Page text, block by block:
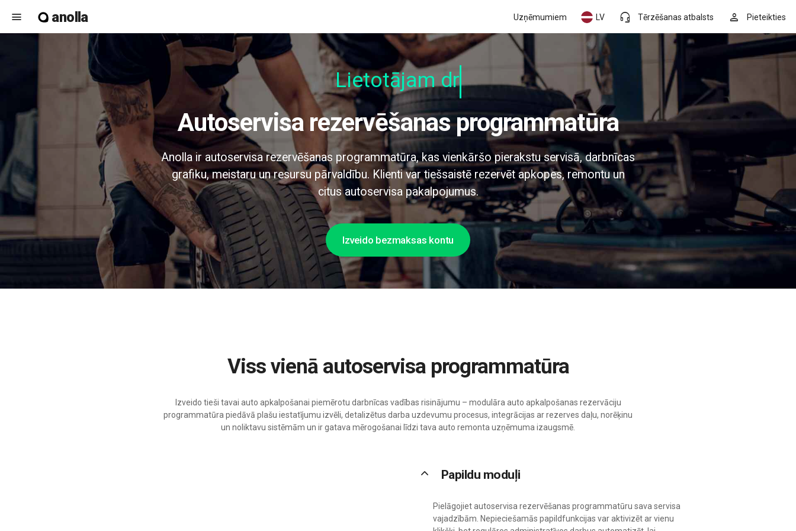
menu anolla person Pieteikties
headset_mic Tērzēšanas atbalsts
LV
Uzņēmumiem
Lietotājam draudz
Autoservisa rezervēšanas programmatūra
Anolla ir autoservisa rezervēšanas programmatūra, kas vienkāršo pierakstu servisā, darbnīcas
grafiku, meistaru un resursu pārvaldību. Klienti var tiešsaistē rezervēt apkopes, remontu un
citus autoservisa pakalpojumus.
Izveido bezmaksas kontu
Viss vienā autoservisa programmatūra
Izveido tieši tavai auto apkalpošanai piemērotu darbnīcas vadības risinājumu – modulāra auto apkalpošanas rezervāciju
programmatūra piedāvā plašu iestatījumu izvēli, detalizētus darba uzdevumu procesus, integrācijas ar rezerves daļu, norēķinu
un noliktavu sistēmām un ir gatava mērogošanai līdzi tava auto remonta uzņēmuma izaugsmē.
keyboard_arrow_up Papildu moduļi
Pielāgojiet autoservisa rezervēšanas programmatūru sava servisa
vajadzībām. Nepieciešamās papildfunkcijas var aktivizēt ar vienu